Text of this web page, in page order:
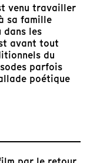
venu travailler
sa famille
dans les
avant tout
du
parfois
poétique